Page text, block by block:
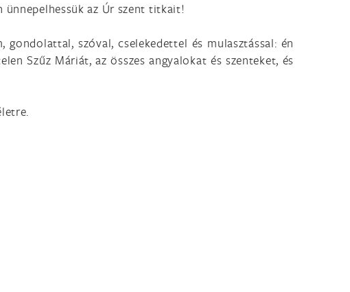
az Úr szent titkait!
szóval, cselekedettel és mulasztással: én
Szűz Máriát, az összes angyalokat és szenteket, és